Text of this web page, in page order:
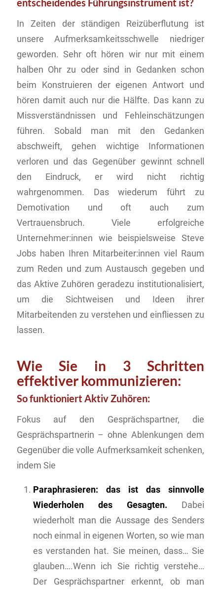
entscheidendes Führungsinstrument ist?
In Zeiten der ständigen Reizüberflutung ist
unsere Aufmerksamkeitsschwelle niedriger
geworden. Sehr oft hören wir nur mit einem
halben Ohr zu oder sind in Gedanken schon
beim Konstruieren der eigenen Antwort und
hören damit auch nur die Hälfte. Das kann zu
Missverständnissen und Fehleinschätzungen
führen. Sobald man mit den Gedanken
abschweift, gehen wichtige Informationen
verloren und das Gegenüber gewinnt schnell
den Eindruck, er wird nicht richtig
wahrgenommen. Das wiederum führt zu
Demotivation und oft auch zum
Vertrauensbruch. Viele erfolgreiche
Unternehmer:innen wie beispielsweise Steve
Jobs haben Ihren Mitarbeiter:innen viel Raum
zum Reden und zum Austausch gegeben und
das Aktive Zuhören geradezu institutionalisiert,
um die Sichtweisen und Ideen ihrer
Mitarbeitenden zu verstehen und einfliessen zu
lassen.
Wie Sie in 3 Schritten
effektiver kommunizieren:
So funktioniert Aktiv Zuhören:
Fokus auf den Gesprächspartner, die
Gesprächspartnerin – ohne Ablenkungen dem
Gegenüber die volle Aufmerksamkeit schenken,
indem Sie
Paraphrasieren: das ist das sinnvolle
Wiederholen des Gesagten. Dabei
wiederholt man die Aussage des Senders
noch einmal in eigenen Worten, so wie man
es verstanden hat. Sie meinen, dass… Sie
glauben….Wenn ich Sie richtig verstehe…
Der Gesprächspartner erkennt, ob man